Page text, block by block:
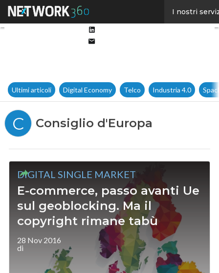
I nostri
Ultimi articoli Digital Economy Telco Industria 4.0
C Consiglio d'Europa
DIGITAL SINGLE MARKET
E-commerce, passo avanti Ue
sul geoblocking. Ma il
copyright rimane tabù
28 Nov 2016
di